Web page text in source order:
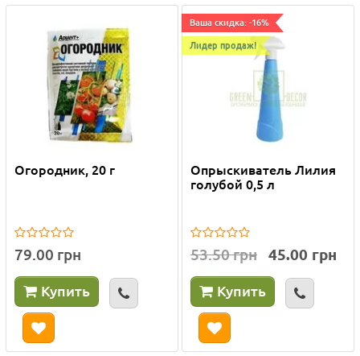
Огородник, 20 г
79.00 грн
Купить
Ваша скидка: -16%
Лидер продаж!
Опрыскиватель Лилия
голубой 0,5 л
53.50 грн 45.00 грн
Купить